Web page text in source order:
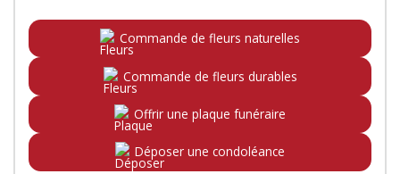
Commande de fleurs naturelles
Commande de fleurs durables
Offrir une plaque funéraire
Déposer une condoléance